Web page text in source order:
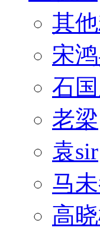
其
宋
石
老梁
袁sir
马
高